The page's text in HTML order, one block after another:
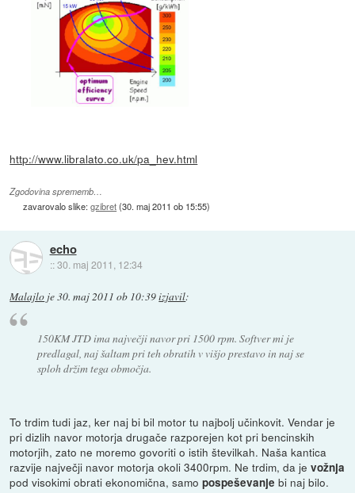
http://www.libralato.co.uk/pa_hev.html
Zgodovina sprememb…
zavarovalo slike:gzibret(30. maj 2011 ob 15:55)
echo
::30. maj 2011, 12:34
Malajlo je30. maj 2011 ob 10:39izjavil:
150KM JTD ima največji navor pri 1500 rpm. Softver mi je
predlagal, naj šaltam pri teh obratih v višjo prestavo in naj se
sploh držim tega območja.
To trdim tudi jaz, ker naj bi bil motor tu najbolj učinkovit. Vendar je
pri dizlih navor motorja drugače razporejen kot pri bencinskih
motorjih, zato ne moremo govoriti o istih številkah. Naša kantica
razvije največji navor motorja okoli 3400rpm. Ne trdim, da jevožnja
pod visokimi obrati ekonomična, samopospeševanje bi naj bilo.